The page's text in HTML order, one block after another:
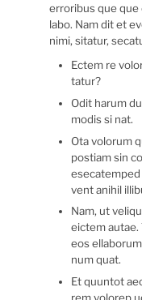
erroribus que
labo. Nam dit et
nimi, sitatur,
Ectem re
tatur?
Odit harum
modis si nat.
Ota volorum
postiam sin
vent anihil
Nam, ut
eictem
eos
num quat.
Et quuntot